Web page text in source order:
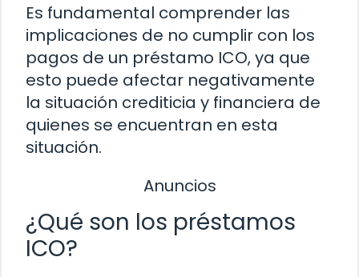
Es fundamental comprender las
implicaciones de no cumplir con los
pagos de un préstamo ICO, ya que
esto puede afectar negativamente
la situación crediticia y financiera de
quienes se encuentran en esta
situación.
Anuncios
¿Qué son los préstamos
ICO?